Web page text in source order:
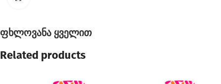
ფხლოვანა ყველით
Related products